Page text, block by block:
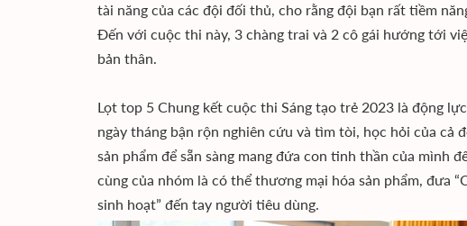
tài năng của các đội đối thủ, cho rằng đội bạn rất tiềm
Đến với cuộc thi này, 3 chàng trai và 2 cô gái hướng tới
bản thân.
Lọt top 5 Chung kết cuộc thi Sáng tạo trẻ 2023 là động
ngày tháng bận rộn nghiên cứu và tìm tòi, học hỏi của cả
sản phẩm để sẵn sàng mang đứa con tinh thần của
cùng của nhóm là có thể thương mại hóa sản phẩm, đưa
sinh hoạt” đến tay người tiêu dùng.